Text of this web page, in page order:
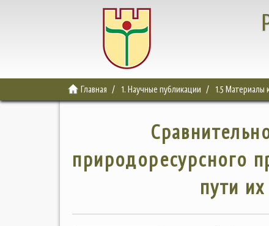
Главная 1. Научные публикации 1.5
природоресурсного
пути